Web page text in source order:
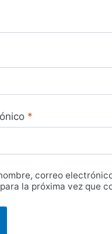
*
correo
la próxima vez que